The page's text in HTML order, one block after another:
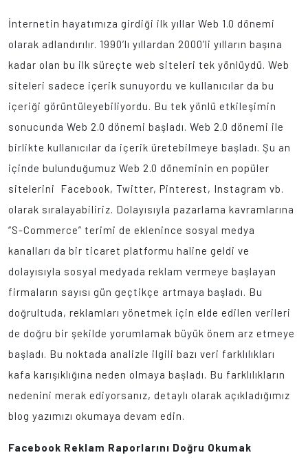
İnternetin hayatımıza girdiği ilk yıllar Web 1.0 dönemi
olarak adlandırılır. 1990’lı yıllardan 2000’li yılların başına
kadar olan bu ilk süreçte web siteleri tek yönlüydü. Web
siteleri sadece içerik sunuyordu ve kullanıcılar da bu
içeriği görüntüleyebiliyordu. Bu tek yönlü etkileşimin
sonucunda Web 2.0 dönemi başladı. Web 2.0 dönemi ile
birlikte kullanıcılar da içerik üretebilmeye başladı. Şu an
içinde bulunduğumuz Web 2.0 döneminin en popüler
sitelerini Facebook, Twitter, Pinterest, Instagram vb.
olarak sıralayabiliriz. Dolayısıyla pazarlama kavramlarına
“S-Commerce” terimi de eklenince sosyal medya
kanalları da bir ticaret platformu haline geldi ve
dolayısıyla sosyal medyada reklam vermeye başlayan
firmaların sayısı gün geçtikçe artmaya başladı. Bu
doğrultuda, reklamları yönetmek için elde edilen verileri
de doğru bir şekilde yorumlamak büyük önem arz etmeye
başladı. Bu noktada analizle ilgili bazı veri farklılıkları
kafa karışıklığına neden olmaya başladı. Bu farklılıkların
nedenini merak ediyorsanız, detaylı olarak açıkladığımız
blog yazımızı okumaya devam edin.
Facebook Reklam Raporlarını Doğru Okumak